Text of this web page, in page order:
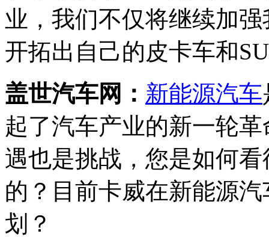
业，我们不仅将继续加
开拓出自己的皮卡车和
盖世汽车网： 新能源汽车
起了汽车产业的新一轮
遇也是挑战，您是如何
的？目前卡威在新能源
划？